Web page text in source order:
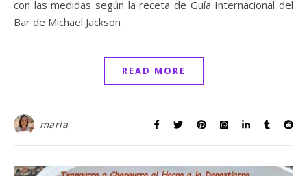
con las medidas según la receta de Guía Internacional del
Bar de Michael Jackson
READ MORE
maria